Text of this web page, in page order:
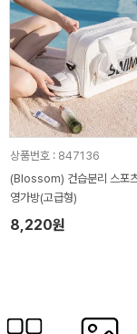
상품번호 : 847136
(Blossom) 건습분리 스포
영가방(고급형)
8,220원